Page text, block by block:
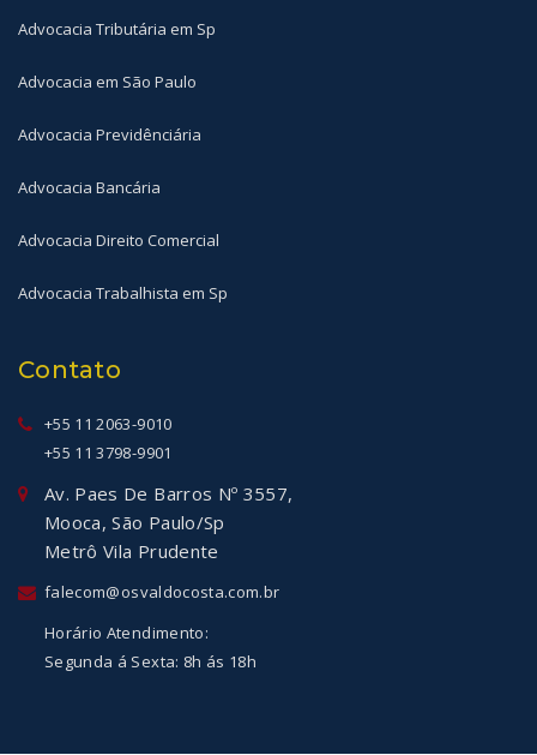
Advocacia Tributária em Sp
Advocacia em São Paulo
Advocacia Previdênciária
Advocacia Bancária
Advocacia Direito Comercial
Advocacia Trabalhista em Sp
Contato
+55 11 2063-9010
+55 11 3798-9901
Av. Paes De Barros Nº 3557,
Mooca, São Paulo/Sp
Metrô Vila Prudente
falecom@osvaldocosta.com.br
Horário Atendimento:
Segunda á Sexta: 8h ás 18h